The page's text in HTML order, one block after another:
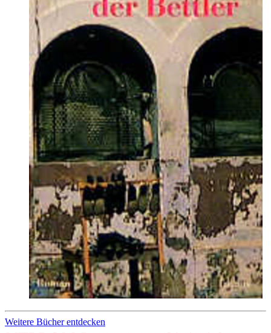
Weitere Bücher entdecken